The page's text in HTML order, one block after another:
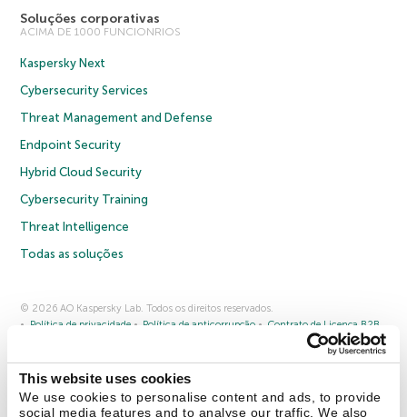
This website uses cookies
We use cookies to personalise content and ads, to provide
social media features and to analyse our traffic. We also
Soluções corporativas
ACIMA DE 1000 FUNCIONRIOS
Kaspersky Next
Cybersecurity Services
Threat Management and Defense
Endpoint Security
Hybrid Cloud Security
Cybersecurity Training
Threat Intelligence
Todas as soluções
© 2026 AO Kaspersky Lab. Todos os direitos reservados.
Política de privacidade
Política de anticorrupção
Contrato de Licença B2B
Cookies
Fale conosco Sobre a Kaspersky Parceiros
Comunicado à imprensa